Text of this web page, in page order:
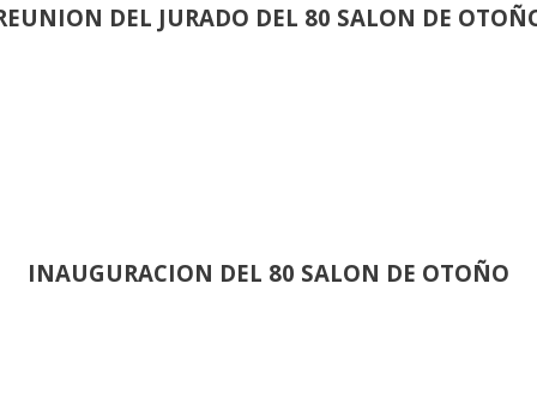
DEL JURADO DEL 80 SALON DE
INAUGURACION DEL 80 SALON DE OTOÑO